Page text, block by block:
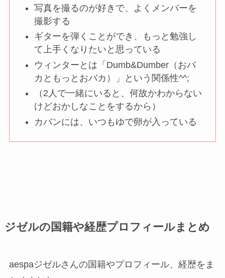
写真を撮るのが好きで、よくメンバーを
撮影する
ギターを弾くことができ、もっと勉強し
て上手くなりたいと思っている
ウィンターとは「Dumb&Dumber（おバ
カともっとおバカ）」という関係性^^;
（2人で一緒にいると、何故かわからない
けどおかしなことをするから）
カバンには、いつもゆで卵が入っている
ジゼルの国籍や経歴プロフィールまとめ
aespaジゼルさんの国籍やプロフィール、経歴をま